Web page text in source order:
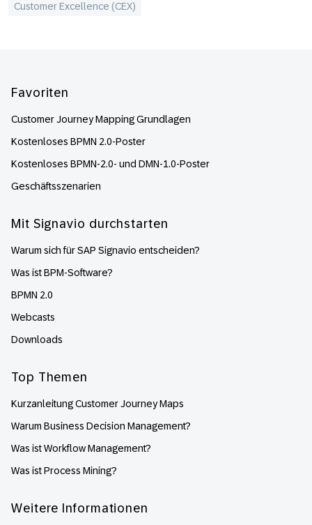
Customer Excellence (CEX)
Favoriten
Customer Journey Mapping Grundlagen
Kostenloses BPMN 2.0-Poster
Kostenloses BPMN-2.0- und DMN-1.0-Poster
Geschäftsszenarien
Mit Signavio durchstarten
Warum sich für SAP Signavio entscheiden?
Was ist BPM-Software?
BPMN 2.0
Webcasts
Downloads
Top Themen
Kurzanleitung Customer Journey Maps
Warum Business Decision Management?
Was ist Workflow Management?
Was ist Process Mining?
Weitere Informationen